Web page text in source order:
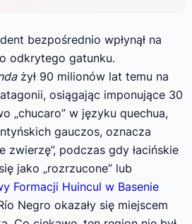
bezpośrednio wpłynął na
odkrytego gatunku.
żył 90 milionów lat temu na
osiągając imponujące 30
„chucaro” w języku quechua,
gauczos, oznacza
zwierzę”, podczas gdy łacińskie
jako „rozrzucone” lub
Formacji Huincul w Basenie
Negro okazały się miejscem